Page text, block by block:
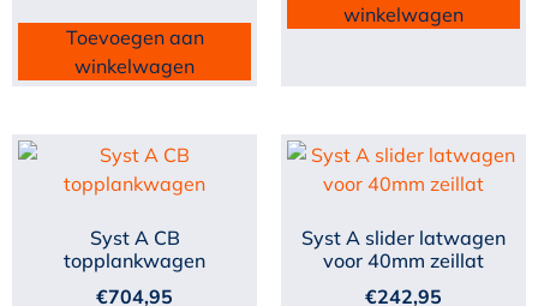
Toevoegen aan
winkelwagen
winkelwagen
Syst A CB
topplankwagen
€704,95
Syst A slider latwagen
voor 40mm zeillat
€242,95